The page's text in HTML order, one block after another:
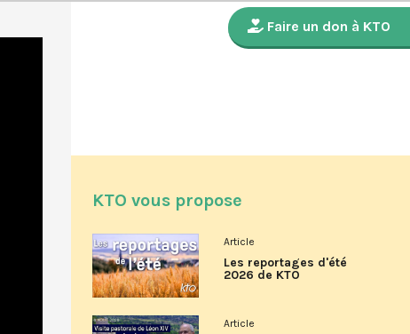
Faire un don à KTO
KTO vous propose
Article
Les reportages d'été
2026 de KTO
Article